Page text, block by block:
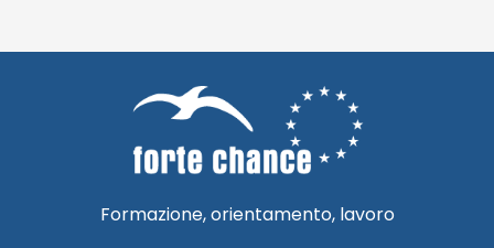
Formazione, orientamento, lavoro